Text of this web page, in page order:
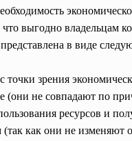
что выгодно
в виде
зрения
не совпадают по
ресурсов и
как они не изменяют